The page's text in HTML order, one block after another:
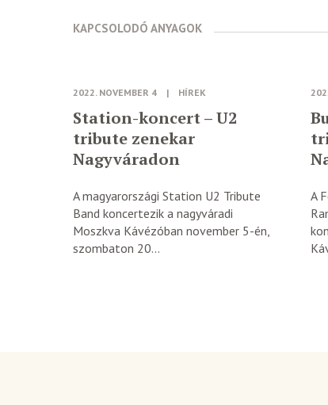
KAPCSOLODÓ ANYAGOK
2022. NOVEMBER 4 | HÍREK
Station-koncert – U2
tribute zenekar
Nagyváradon
A magyarországi Station U2 Tribute
Band koncertezik a nagyváradi
Moszkva Kávézóban november 5-én,
szombaton 20...
A